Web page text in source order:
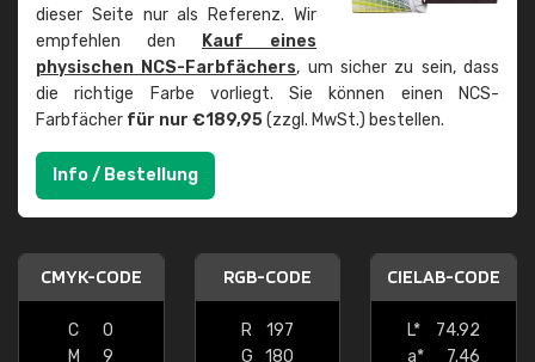
dieser Seite nur als Referenz. Wir
empfehlen den
Kauf eines
physischen NCS-Farbfächers, um sicher zu sein, dass
die richtige Farbe vorliegt. Sie können einen NCS-
Farbfächer für nur €189,95(zzgl. MwSt.) bestellen.
Info / Bestellung
CMYK-CODE
C
0
M
9
RGB-CODE
R
197
G
180
CIELAB-CODE
L*
74.92
a*
7.46